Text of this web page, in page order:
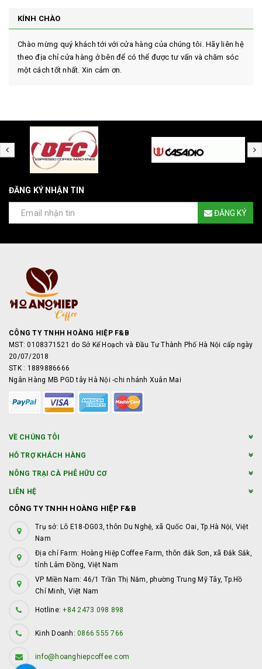
KÍNH CHÀO
Chào mừng quý khách tới với cửa hàng của chúng tôi. Hãy liên hệ
theo địa chỉ cửa hàng ở bên để có thể được tư vấn và chăm sóc
một cách tốt nhất. Xin cảm ơn.
ĐĂNG KÝ NHẬN TIN
ĐĂNG KÝ
CÔNG TY TNHH HOÀNG HIỆP F&B
MST: 0108371521 do Sở Kế Hoạch và Đầu Tư Thành Phố Hà Nội cấp ngày
20/07/2018
STK : 1889886666
Ngân Hàng MB PGD tây Hà Nội -chi nhánh Xuân Mai
VỀ CHÚNG TÔI
HỖ TRỢ KHÁCH HÀNG
NÔNG TRẠI CÀ PHÊ HỮU CƠ
LIÊN HỆ
CÔNG TY TNHH HOÀNG HIỆP F&B
Trụ sở: Lô E18-DG03, thôn Du Nghệ, xã Quốc Oai, Tp.Hà Nội, Việt
Nam
Địa chỉ Farm: Hoàng Hiệp Coffee Farm, thôn đắk Sơn, xã Đắk Sắk,
tỉnh Lâm Đồng, Việt Nam
VP Miền Nam: 46/1 Trần Thị Năm, phường Trung Mỹ Tây, Tp.Hồ
Chí Minh, Việt Nam
Hotline:+84 2473 098 898
Kinh Doanh: 0866 555 766
info@hoanghiepcoffee.com